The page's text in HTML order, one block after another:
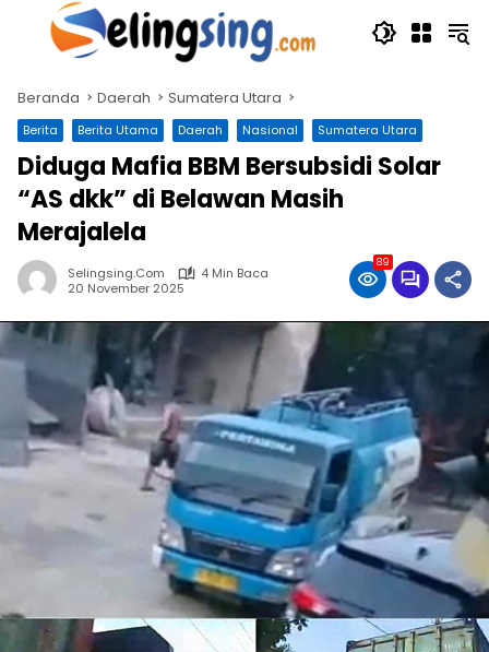
Langsung
Beranda Daerah Sumatera Utara
Berita Berita Utama Daerah Nasional Sumatera Utara
Diduga Mafia BBM Bersubsidi Solar
“AS dkk” di Belawan Masih
Merajalela
Selingsing.com
4 Min Baca
20 November 2025
89